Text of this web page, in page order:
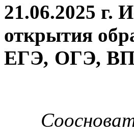
21.06.2025 г.
открытия
ЕГЭ, ОГЭ,